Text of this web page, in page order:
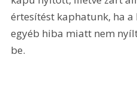
értesítést kaphatunk, ha
egyéb hiba miatt nem
be.